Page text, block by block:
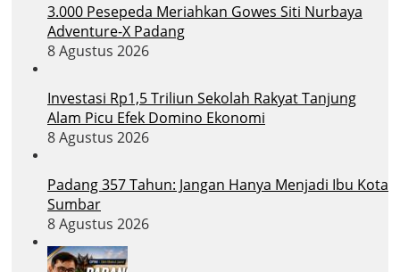
3.000 Pesepeda Meriahkan Gowes Siti Nurbaya
Adventure-X Padang
8 Agustus 2026
Investasi Rp1,5 Triliun Sekolah Rakyat Tanjung
Alam Picu Efek Domino Ekonomi
8 Agustus 2026
Padang 357 Tahun: Jangan Hanya Menjadi Ibu Kota
Sumbar
8 Agustus 2026